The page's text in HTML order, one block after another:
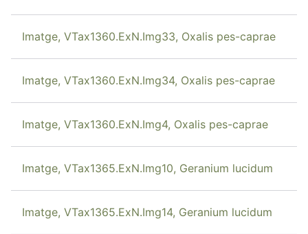
Imatge, VTax1360.ExN.Img33, Oxalis pes-caprae
Imatge, VTax1360.ExN.Img34, Oxalis pes-caprae
Imatge, VTax1360.ExN.Img4, Oxalis pes-caprae
Imatge, VTax1365.ExN.Img10, Geranium lucidum
Imatge, VTax1365.ExN.Img14, Geranium lucidum